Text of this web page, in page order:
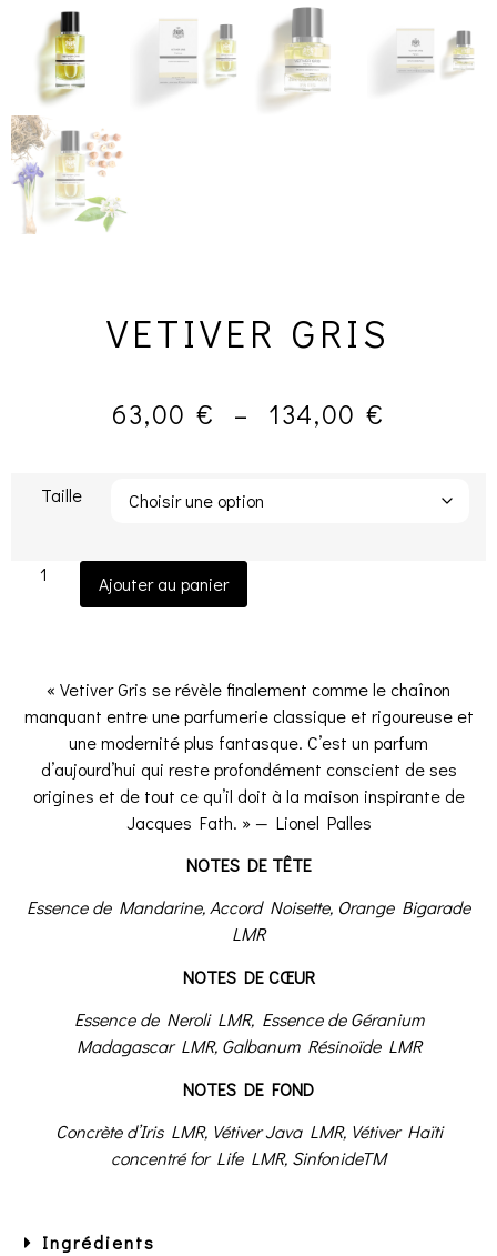
VETIVER GRIS
63,00 € – 134,00 €
Taille
Ajouter au panier
« Vetiver Gris se révèle finalement comme le chaînon
manquant entre une parfumerie classique et rigoureuse et
une modernité plus fantasque. C’est un parfum
d’aujourd’hui qui reste profondément conscient de ses
origines et de tout ce qu’il doit à la maison inspirante de
Jacques Fath. » — Lionel Palles
NOTES DE TÊTE
Essence de Mandarine, Accord Noisette, Orange Bigarade
LMR
NOTES DE CŒUR
Essence de Neroli LMR, Essence de Géranium
Madagascar LMR, Galbanum Résinoïde LMR
NOTES DE FOND
Concrète d’Iris LMR, Vétiver Java LMR, Vétiver Haïti
concentré for Life LMR, SinfonideTM
Ingrédients